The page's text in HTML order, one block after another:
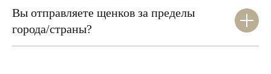
Вы отправляете щенков за пределы
города/страны?